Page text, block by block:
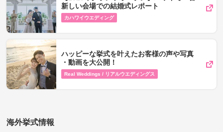
新しい会場での結婚式レポート
カハワイウエディング
ハッピーな挙式を叶えたお客様の声や写真​
・動画を​大公開！
Real Weddings / リアルウエディングス
海外挙式情報